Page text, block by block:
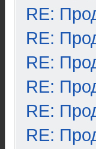
RE:
RE:
RE:
RE:
RE:
RE: